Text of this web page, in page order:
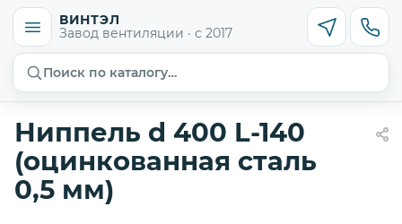
ВИНТЭЛ
Завод вентиляции · с 2017
Поиск по каталогу…
Ниппель d 400 L-140
(оцинкованная сталь
0,5 мм)